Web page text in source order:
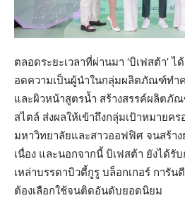
ตลอดระยะเวลาที่ผ่านมา ‘บิเฟสต้า’
อดความเป็นผู้นำในกลุ่มผลิตภัณฑ์ทำค
และผิวหน้าสูตรน้ำ สร้างสรรค์ผลิตภั
สไตล์ ส่งผลให้เข้าถึงกลุ่มเป้าหมายค
มหาวิทยาลัยและสาวออฟฟิศ จนสร้า
เนื่อง และนอกจากนี้ บิเฟสต้า ยังได้รั
เหล่าบรรดาบิวตี้กูรู บล็อกเกอร์ การั
ต้องเลือกใช้จนติดอันดับยอดนิยม